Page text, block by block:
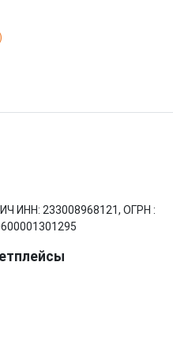
ИНН: 233008968121, ОГРН :